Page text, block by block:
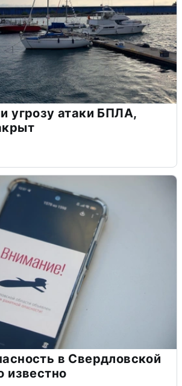
угрозу атаки БПЛА,
в Свердловской
известно